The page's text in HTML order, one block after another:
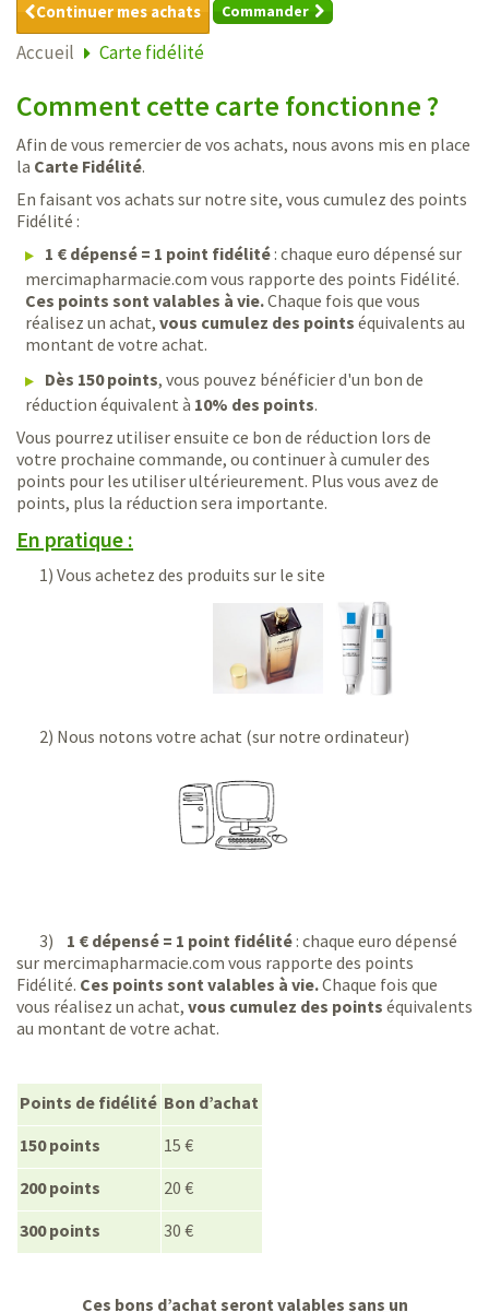
Continuer mes achats Commander
Accueil Carte fidélité
Comment cette carte fonctionne ?
Afin de vous remercier de vos achats, nous avons mis en place
la Carte Fidélité.
En faisant vos achats sur notre site, vous cumulez des points
Fidélité :
1 € dépensé = 1 point fidélité : chaque euro dépensé sur
mercimapharmacie.com vous rapporte des points Fidélité.
Ces points sont valables à vie.Chaque fois que vous
réalisez un achat,vous cumulez des points équivalents au
montant de votre achat.
Dès 150 points, vous pouvez bénéficier d'un bon de
réduction équivalent à 10% des points.
Vous pourrez utiliser ensuite ce bon de réduction lors de
votre prochaine commande, ou continuer à cumuler des
points pour les utiliser ultérieurement. Plus vous avez de
points, plus la réduction sera importante.
En pratique :
1) Vous achetez des produits sur le site
2) Nous notons votre achat (sur notre ordinateur)
3) 1 € dépensé = 1 point fidélité : chaque euro dépensé
sur mercimapharmacie.com vous rapporte des points
Fidélité. Ces points sont valables à vie.Chaque fois que
vous réalisez un achat, vous cumulez des points équivalents
au montant de votre achat.
Points de fidélité Bon d’achat
150 points
15 €
200 points
20 €
300 points
30 €
Ces bons d’achat seront valables sans un